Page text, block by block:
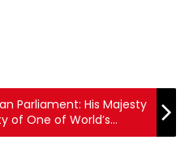
Parliament: His Majesty
of One of World’s
of Modernity